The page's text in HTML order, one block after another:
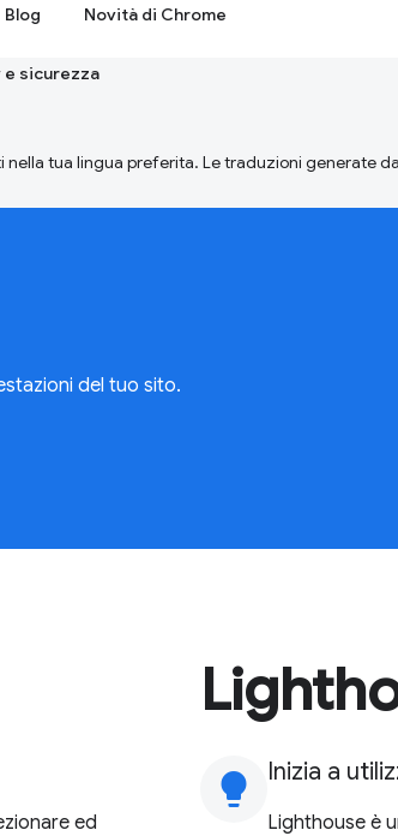
Blog Novità di Chrome
e sicurezza
tua lingua preferita. Le traduzioni generate
del tuo sito.
ed
lightbulb Inizia a
Lighthouse è